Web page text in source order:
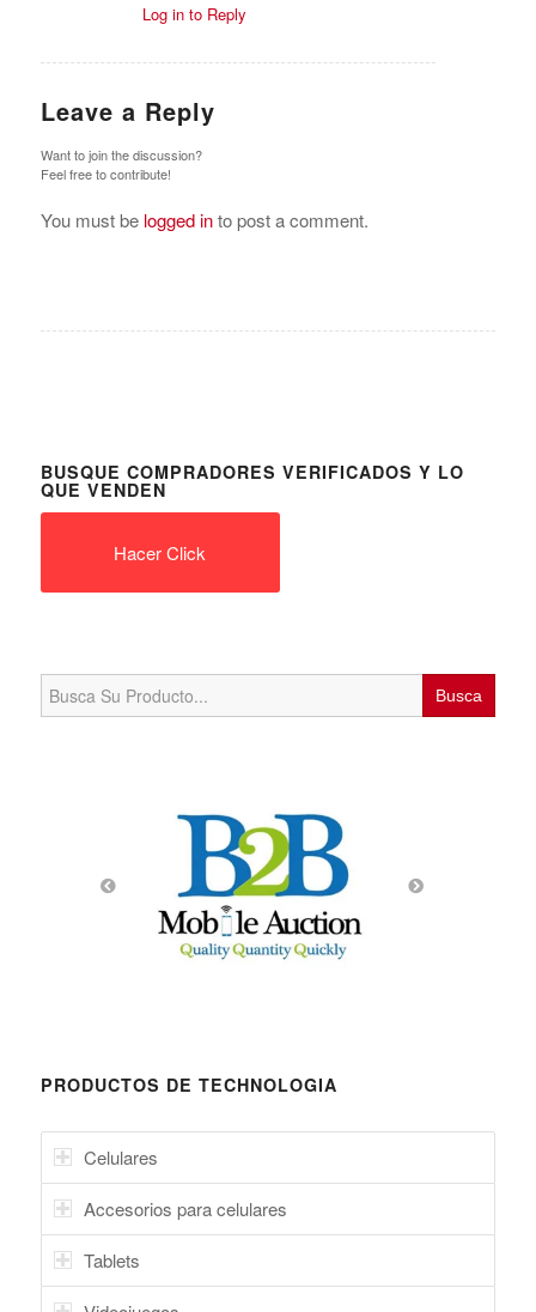
Log in to Reply
Leave a Reply
Want to join the discussion?
Feel free to contribute!
You must be logged into post a comment.
BUSQUE COMPRADORES VERIFICADOS Y LO
QUE VENDEN
Hacer Click
Search
for:
PRODUCTOS DE TECHNOLOGIA
Celulares
Accesorios para celulares
Tablets